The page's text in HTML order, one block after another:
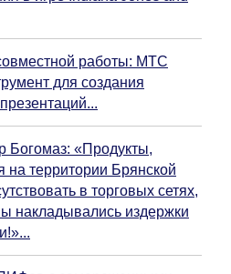
работы: МТС
для создания
Богомаз: «Продукты,
на территории Брянской
в торговых сетях,
накладывались издержки